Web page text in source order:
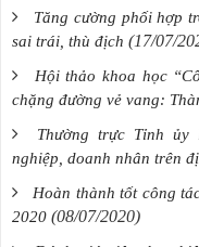
Tăng cường phối hợp
sai trái, thù địch (17/07/
Hội thảo khoa học
chặng đường vẻ vang:
Thường trực Tỉnh
nghiệp, doanh nhân trên
Hoàn thành tốt công
2020 (08/07/2020)